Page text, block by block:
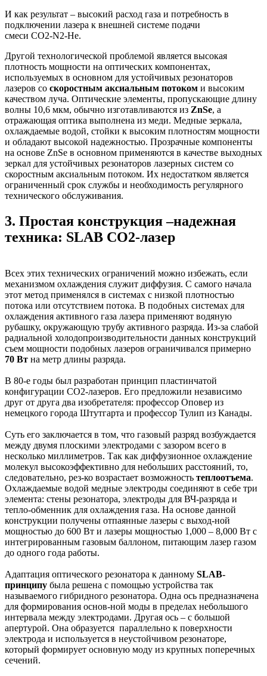
И как результат – высокий расход газа и потребность в
подключении лазера к внешней системе подачи
смеси CO2-N2-He.
Другой технологической проблемой является высокая
плотность мощности на оптических компонентах,
используемых в основном для устойчивых резонаторов
лазеров со скоростным аксиальным потоком и высоким
качеством луча. Оптические элементы, пропускающие длину
волны 10,6 мкм, обычно изготавливаются из ZnSe, а
отражающая оптика выполнена из меди. Медные зеркала,
охлаждаемые водой, стойки к высоким плотностям мощности
и обладают высокой надежностью. Прозрачные компоненты
на основе ZnSe в основном применяются в качестве выходных
зеркал для устойчивых резонаторов лазерных систем со
скоростным аксиальным потоком. Их недостатком является
ограниченный срок службы и необходимость регулярного
технического обслуживания.
3. Простая конструкция –надежная
техника: SLAB CO2-лазер
Всех этих технических ограничений можно избежать, если
механизмом охлаждения служит диффузия. С самого начала
этот метод применялся в системах с низкой плотностью
потока или отсутствием потока. В подобных системах для
охлаждения активного газа лазера применяют водяную
рубашку, окружающую трубу активного разряда. Из-за слабой
радиальной холодопроизводительности данных конструкций
съем мощности подобных лазеров ограничивался примерно
70 Вт на метр длины разряда.
В 80-е годы был разработан принцип пластинчатой
конфигурации CO2-лазеров. Его предложили независимо
друг от друга два изобретателя: профессор Оповер из
немецкого города Штутгарта и профессор Тулип из Канады.
Суть его заключается в том, что газовый разряд возбуждается
между двумя плоскими электродами с зазором всего в
несколько миллиметров. Так как диффузионное охлаждение
молекул высокоэффективно для небольших расстояний, то,
следовательно, рез-ко возрастает возможность теплоотъема.
Охлаждаемые водой медные электроды соединяют в себе три
элемента: стены резонатора, электроды для ВЧ-разряда и
тепло-обменник для охлаждения газа. На основе данной
конструкции получены отпаянные лазеры с выход-ной
мощностью до 600 Вт и лазеры мощностью 1,000 – 8,000 Вт с
интегрированным газовым баллоном, питающим лазер газом
до одного года работы.
Адаптация оптического резонатора к данному SLAB-
принципу была решена с помощью устройства так
называемого гибридного резонатора. Одна ось предназначена
для формирования основ-ной моды в пределах небольшого
интервала между электродами. Другая ось – с большой
апертурой. Она образуется параллельно к поверхности
электрода и используется в неустойчивом резонаторе,
который формирует основную моду из крупных поперечных
сечений.